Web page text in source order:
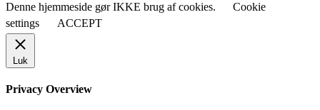
Denne hjemmeside gør IKKE brug af cookies.
Cookie
settings
ACCEPT
Luk
Privacy Overview